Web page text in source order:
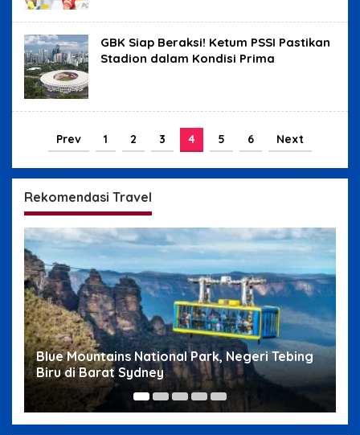
GBK Siap Beraksi! Ketum PSSI Pastikan
Stadion dalam Kondisi Prima
Prev 1 2 3 4 5 6 Next
Rekomendasi Travel
Blue Mountains National Park, Negeri Tebing
Biru di Barat Sydney